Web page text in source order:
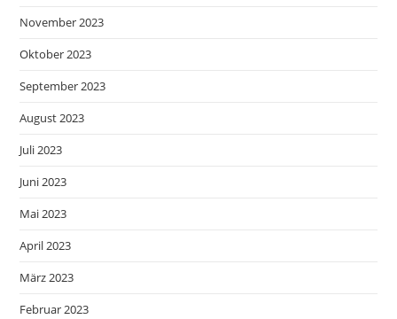
November 2023
Oktober 2023
September 2023
August 2023
Juli 2023
Juni 2023
Mai 2023
April 2023
März 2023
Februar 2023